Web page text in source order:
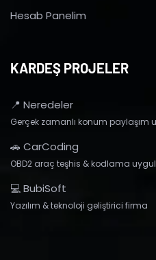
Hesab Panelim
KARDEŞ PROJELER
📍 Neredeler
Gerçek zamanlı konum paylaşım
🚗 CarCoding
OBD2 araç teşhis & kodlama
💻 BubiSoft
Yazılım & teknoloji geliştirici firma